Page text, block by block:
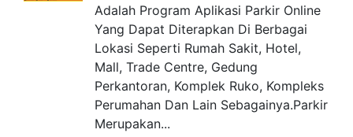
Adalah Program Aplikasi Parkir Online
Yang Dapat Diterapkan Di Berbagai
Lokasi Seperti Rumah Sakit, Hotel,
Mall, Trade Centre, Gedung
Perkantoran, Komplek Ruko, Kompleks
Perumahan Dan Lain Sebagainya.Parkir
Merupakan...